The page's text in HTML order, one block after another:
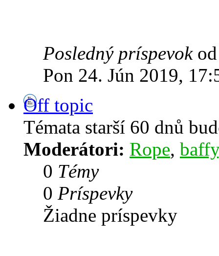
Posledný príspevok
Pon 24. Jún 2019,
Off topic
Témata starší 60 dnů
Moderátori: Rope, baffy
0 Témy
0 Príspevky
Žiadne príspevky